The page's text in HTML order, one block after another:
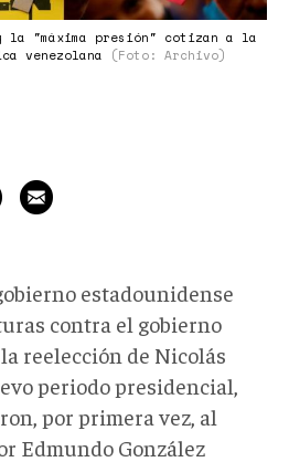
la "máxima presión" cotizan a la
venezolana
(Foto: Archivo)
estadounidense
contra el gobierno
reelección de Nicolás
periodo presidencial,
por primera vez, al
Edmundo González